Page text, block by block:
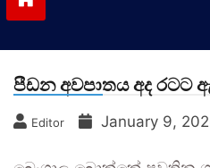
පීඩන අවපාතය අද රටට
Editor January 9,